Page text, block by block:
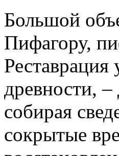
Большой
Пифагору,
древности,
собирая
сокрытые